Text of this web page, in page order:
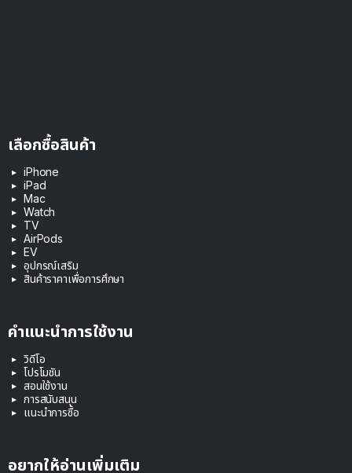
เลือกซื้อสินค้า
iPhone
iPad
Mac
Watch
TV
AirPods
EV
อุปกรณ์เสริม
สินค้าราคาเพื่อการศึกษา
คำแนะนำการใช้งาน
วิดีโอ
โปรโมชัน
สอนใช้งาน
การสนับสนุน
แนะนำการซื้อ
อยากให้อ่านเพิ่มเติม